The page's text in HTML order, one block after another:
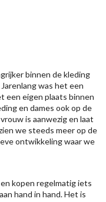
binnen de kleding
was het een
een eigen plaats binnen
en dames ook op de
is aanwezig en laat
we steeds meer op de
ontwikkeling waar we
kopen regelmatig iets
hand in hand. Het is